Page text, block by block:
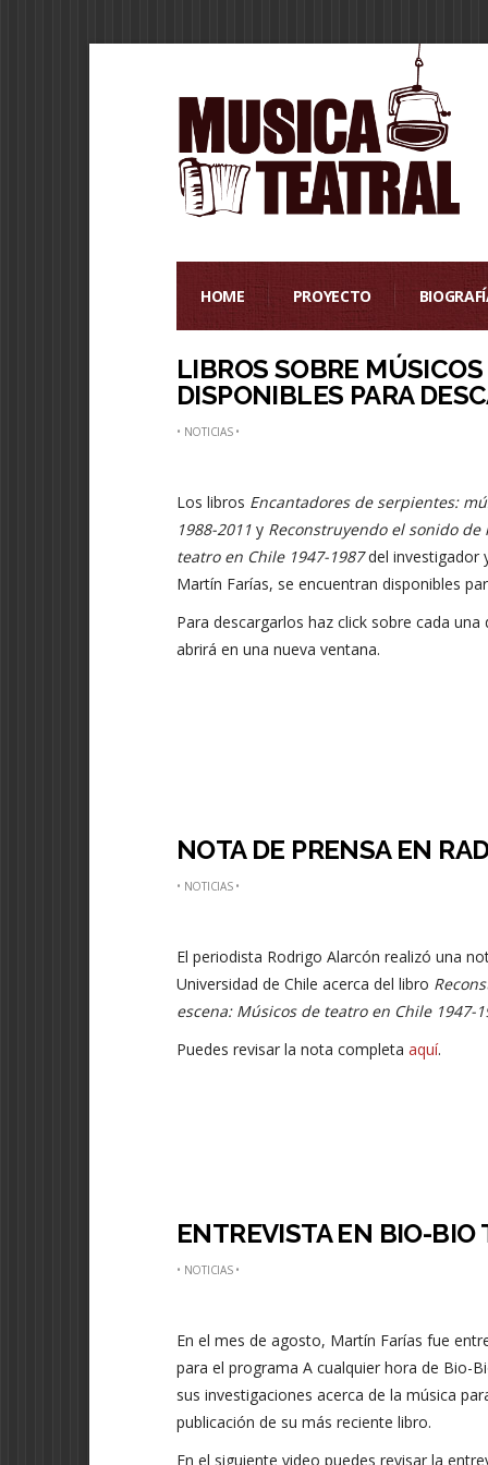
HOME PROYECTO
LIBROS SOBRE
DISPONIBLES PARA
• NOTICIAS•
Los libros Encantadores de serpientes:
1988-2011 y Reconstruyendo el sonido de
teatro en Chile 1947-1987del investigador
Martín Farías, se encuentran disponibles
Para descargarlos haz click sobre cada
abrirá en una nueva ventana.
NOTA DE PRENSA EN
• NOTICIAS•
El periodista Rodrigo Alarcón realizó una
Universidad de Chile acerca del libro
escena: Músicos de teatro en Chile 1947-
Puedes revisar la nota completa aquí.
ENTREVISTA EN BIO-BIO
• NOTICIAS•
En el mes de agosto, Martín Farías fue
para el programa A cualquier hora de Bio-
sus investigaciones acerca de la música
publicación de su más reciente libro.
En el siguiente video puedes revisar la